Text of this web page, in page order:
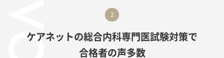
2
ケアネットの総合内科専門医試験対策で
合格者の声多数